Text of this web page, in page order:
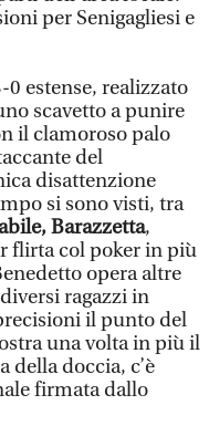
per Senigagliesi e
estense, realizzato
scavetto a punire
il clamoroso palo
del
disattenzione
si sono visti, tra
Barazzetta,
flirta col poker in più
opera altre
ragazzi in
il punto del
una volta in più il
doccia, c’è
firmata dallo